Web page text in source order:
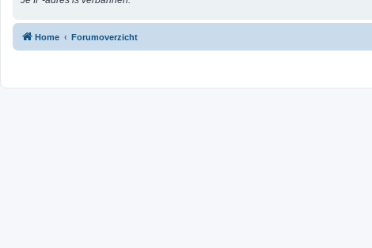
Home Forumoverzicht